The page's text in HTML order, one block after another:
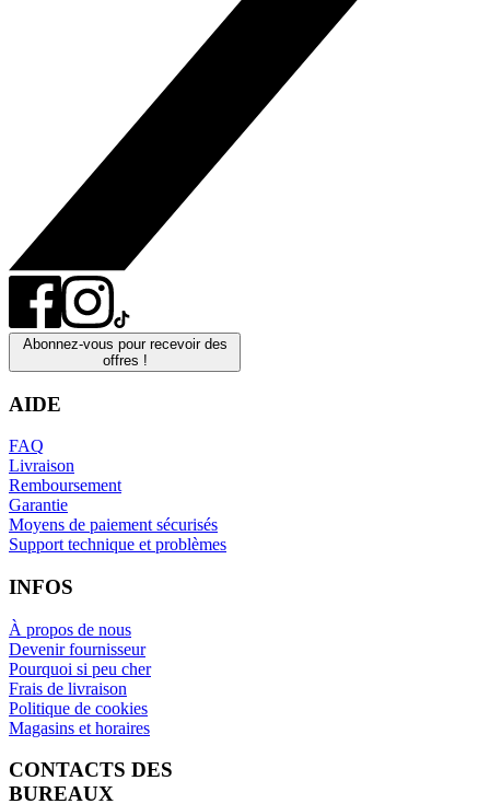
Abonnez-vous pour recevoir des
offres !
AIDE
FAQ
Livraison
Remboursement
Garantie
Moyens de paiement sécurisés
Support technique et problèmes
INFOS
À propos de nous
Devenir fournisseur
Pourquoi si peu cher
Frais de livraison
Politique de cookies
Magasins et horaires
CONTACTS DES
BUREAUX